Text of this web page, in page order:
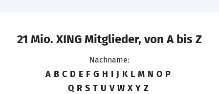
21 Mio. XING Mitglieder, von A bis Z
Nachname:
A B C D E F G H I J K L M N O P
Q R S T U V W X Y Z